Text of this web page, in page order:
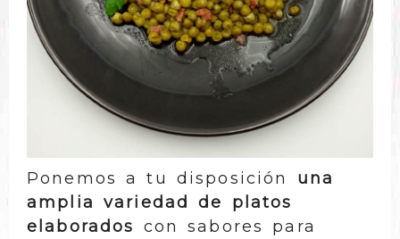
Ponemos a tu disposición una
amplia variedad de platos
elaborados con sabores para